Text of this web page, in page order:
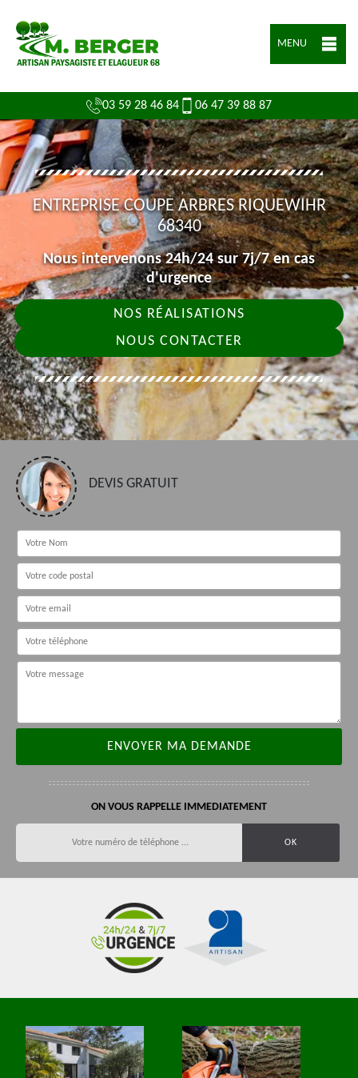
MENU
03 59 28 46 84 06 47 39 88 87
ENTREPRISE COUPE ARBRES RIQUEWIHR
68340
Nous intervenons 24h/24 sur 7j/7 en cas
d'urgence
NOS RÉALISATIONS
NOUS CONTACTER
DEVIS GRATUIT
ON VOUS RAPPELLE IMMEDIATEMENT